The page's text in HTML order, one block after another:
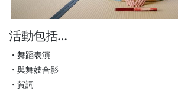
活動包括…
・舞蹈表演
・與舞妓合影
・賀詞